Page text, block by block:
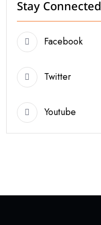
Stay Connected
Facebook
Twitter
Youtube